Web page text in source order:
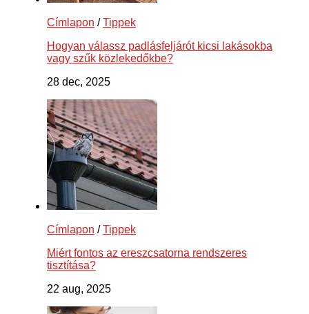
Címlapon /Tippek
Hogyan válassz padlásfeljárót kicsi lakásokba
vagy szűk közlekedőkbe?
28 dec, 2025
Címlapon /Tippek
Miért fontos az ereszcsatorna rendszeres
tisztítása?
22 aug, 2025